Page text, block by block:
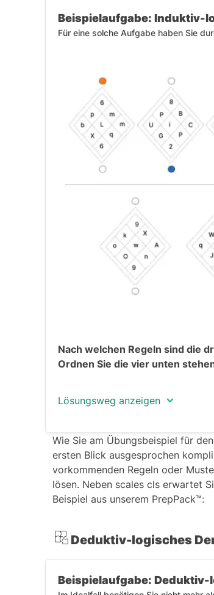
Beispielaufgabe: Induktiv-
Für eine solche Aufgabe haben Sie
Nach welchen Regeln sind die
Ordnen Sie die vier unten
Lösungsweg anzeigen
Wie Sie am Übungsbeispiel für
ersten Blick ausgesprochen
vorkommenden Regeln oder
lösen. Neben scales cls erwartet
Beispiel aus unserem PrepPack™:
Deduktiv-logisches
Beispielaufgabe: